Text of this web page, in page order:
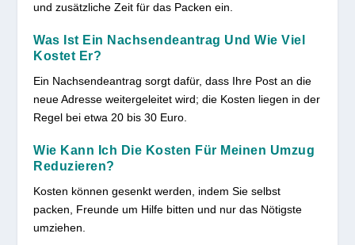
und zusätzliche Zeit für das Packen ein.
Was Ist Ein Nachsendeantrag Und Wie Viel
Kostet Er?
Ein Nachsendeantrag sorgt dafür, dass Ihre Post an die
neue Adresse weitergeleitet wird; die Kosten liegen in der
Regel bei etwa 20 bis 30 Euro.
Wie Kann Ich Die Kosten Für Meinen Umzug
Reduzieren?
Kosten können gesenkt werden, indem Sie selbst
packen, Freunde um Hilfe bitten und nur das Nötigste
umziehen.